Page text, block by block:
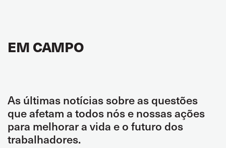
EM CAMPO
As últimas notícias sobre as questões
que afetam a todos nós e nossas ações
para melhorar a vida e o futuro dos
trabalhadores.